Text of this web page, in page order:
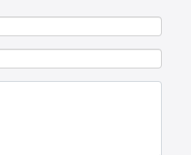
trong trang đó.